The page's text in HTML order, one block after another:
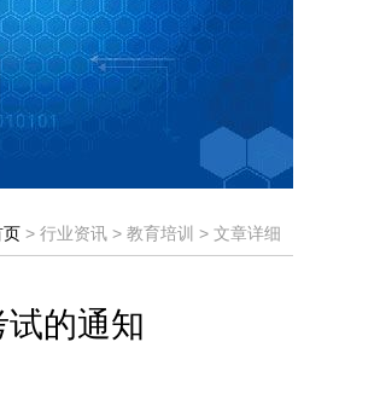
页 > 行业资讯 > 教育培训 > 文章详细
试的通知